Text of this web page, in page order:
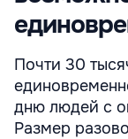
Почти 30
дню людей с
Размер